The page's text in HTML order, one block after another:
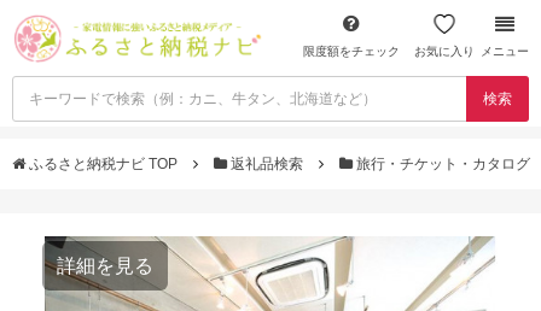
限度額をチェック お気に入り メニュー
検索
ふるさと納税ナビ TOP 返礼品検索 旅行・チケット・カタログ
詳細を見る